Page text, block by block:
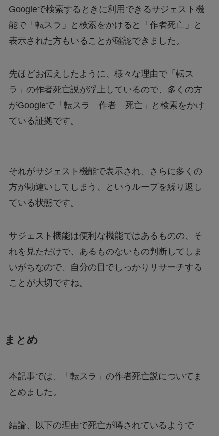
Googleで検索するときに利用できるサジェスト機
能で「転スラ」と検索をかけると「作者死亡」と
表示された方もいることが確認できました。
先ほどお伝えしたように、様々な理由で「転ス
ラ」の作者死亡説が浮上しているので、多くの方
がGoogleで「転スラ 作者 死亡」と検索をかけ
ている証拠です。
それがサジェスト機能で表示され、さらに多くの
方が勘違いしてしまう、というループを繰り返し
ている状態です。
サジェスト機能は便利な機能ではあるものの、そ
れを見ただけで、あるものないもの判断してしま
いがちなので、自分の目でしっかりリサーチする
ことが大切ですね。
まとめ
本記事では、「転スラ」の作者死亡説についてま
とめました。
結論、以下の理由で死亡が噂されているようで